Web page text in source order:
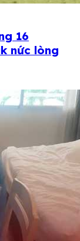
16
nức lòng